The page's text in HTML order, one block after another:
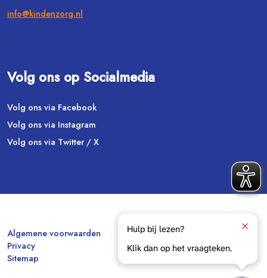
info@kindenzorg.nl
Volg ons op Socialmedia
Volg ons via Facebook
Volg ons via Instagram
Volg ons via Twitter / X
Algemene voorwaarden
Privacy
Sitemap
Hulp bij lezen?
Klik dan op het vraagteken.